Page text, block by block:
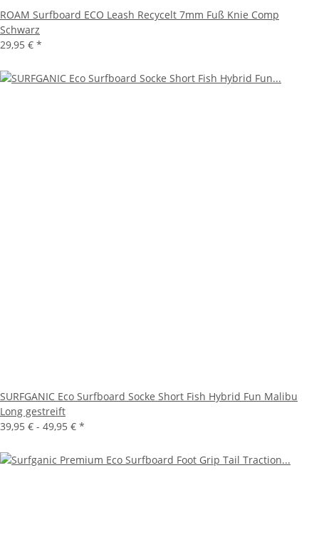
ROAM Surfboard ECO Leash Recycelt 7mm Fuß Knie Comp
Schwarz
29,95 € *
SURFGANIC Eco Surfboard Socke Short Fish Hybrid Fun Malibu
Long gestreift
39,95 € - 49,95 € *